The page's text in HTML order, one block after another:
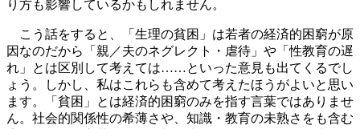
り方も影響しているかもしれません。
こう話をすると、「生理の貧困」は若者の経済的困窮が原
因なのだから「親／夫のネグレクト・虐待」や「性教育の遅
れ」とは区別して考えては……といった意見も出てくるでし
ょう。しかし、私はこれらも含めて考えたほうがよいと思い
ます。「貧困」とは経済的困窮のみを指す言葉ではありませ
ん。社会的関係性の希薄さや、知識・教育の未熟さをも含む